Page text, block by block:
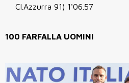
Cl.Azzurra 91) 1'06.57
100 FARFALLA UOMINI